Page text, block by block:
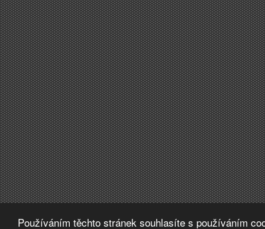
Používáním těchto stránek souhlasíte s používáním